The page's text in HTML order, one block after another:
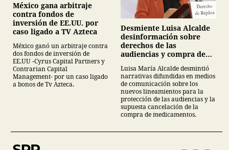
México gana arbitraje
contra fondos de
inversión de EE.UU. por
caso ligado a TV Azteca
México ganó un arbitraje contra
dos fondos de inversión de
EE.UU -Cyrus Capital Partners y
Contrarian Capital
Management- por un caso ligado
a bonos de Tv Azteca.
Desmiente Luisa Alcalde
desinformación sobre
derechos de las
audiencias y compra de
Luisa María Alcalde desmintió
narrativas difundidas en medios
de comunicación sobre los
nuevos lineamientos para la
protección de las audiencias y la
supuesta cancelación de la
compra de medicamentos.